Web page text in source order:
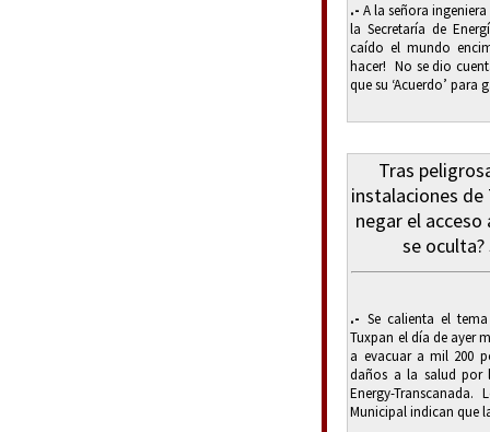
.- A la señora
la Secretaría de
caído el mundo
hacer! No se dio
que su ‘Acuerdo’
Tras
instalaciones de
negar el acceso
se
.- Se calienta el
Tuxpan el día de ayer
a evacuar a mil 200
daños a la salud por
Energy-
Municipal indican que